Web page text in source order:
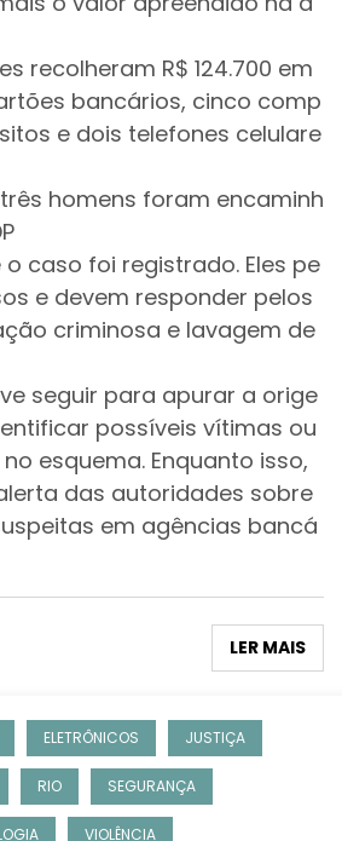
recolheram R$ 124.700 em
bancários, cinco comp
e dois telefones celulare
homens foram encaminh
caso foi registrado. Eles pe
e devem responder pelos
criminosa e lavagem de
seguir para apurar a orige
possíveis vítimas ou
esquema. Enquanto isso,
das autoridades sobre
em agências bancá
LER MAIS
ELETRÔNICOS JUSTIÇA
RIO SEGURANÇA
VIOLÊNCIA